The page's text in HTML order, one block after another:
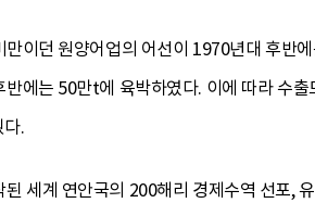
이던 원양어업의 어선이 1970년대 후반
에는 50만t에 육박하였다. 이에 따라 수
.
세계 연안국의 200해리 경제수역 선포,